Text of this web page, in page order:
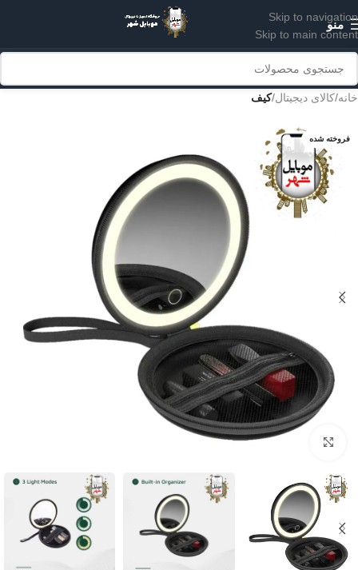
Skip to navigation
Skip to main content
منو
خانه کالای دیجیتال کیف
فروخته شده
برای بزرگنمایی کلیک کنید